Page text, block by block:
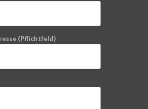
(Pflichtfeld)